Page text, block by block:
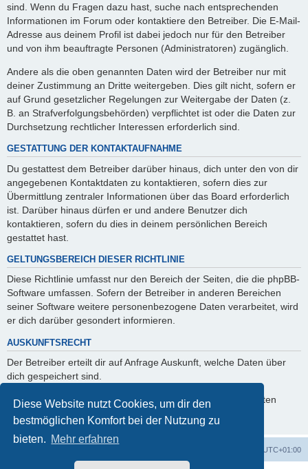
Diese Website nutzt Cookies, um dir den
bestmöglichen Komfort bei der Nutzung zu
bieten. Mehr erfahren
sind. Wenn du Fragen dazu hast, suche nach entsprechenden
Informationen im Forum oder kontaktiere den Betreiber. Die E-Mail-
Adresse aus deinem Profil ist dabei jedoch nur für den Betreiber
und von ihm beauftragte Personen (Administratoren) zugänglich.
Andere als die oben genannten Daten wird der Betreiber nur mit
deiner Zustimmung an Dritte weitergeben. Dies gilt nicht, sofern er
auf Grund gesetzlicher Regelungen zur Weitergabe der Daten (z.
B. an Strafverfolgungsbehörden) verpflichtet ist oder die Daten zur
Durchsetzung rechtlicher Interessen erforderlich sind.
GESTATTUNG DER KONTAKTAUFNAHME
Du gestattest dem Betreiber darüber hinaus, dich unter den von dir
angegebenen Kontaktdaten zu kontaktieren, sofern dies zur
Übermittlung zentraler Informationen über das Board erforderlich
ist. Darüber hinaus dürfen er und andere Benutzer dich
kontaktieren, sofern du dies in deinem persönlichen Bereich
gestattet hast.
GELTUNGSBEREICH DIESER RICHTLINIE
Diese Richtlinie umfasst nur den Bereich der Seiten, die die phpBB-
Software umfassen. Sofern der Betreiber in anderen Bereichen
seiner Software weitere personenbezogene Daten verarbeitet, wird
er dich darüber gesondert informieren.
AUSKUNFTSRECHT
Der Betreiber erteilt dir auf Anfrage Auskunft, welche Daten über
dich gespeichert sind.
Du kannst jederzeit die Löschung bzw. Sperrung deiner Daten
verlangen. Kontaktiere hierzu bitte den Betreiber.
UTC+01:00